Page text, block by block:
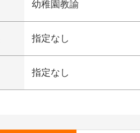
幼稚園教諭
指定なし
指定なし